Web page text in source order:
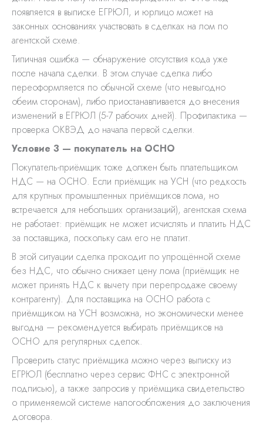
появляется в выписке ЕГРЮЛ, и юрлицо может на
законных основаниях участвовать в сделках на лом по
агентской схеме.
Типичная ошибка — обнаружение отсутствия кода уже
после начала сделки. В этом случае сделка либо
переоформляется по обычной схеме (что невыгодно
обеим сторонам), либо приостанавливается до внесения
изменений в ЕГРЮЛ (5-7 рабочих дней). Профилактика —
проверка ОКВЭД до начала первой сделки.
Условие 3 — покупатель на ОСНО
Покупатель-приёмщик тоже должен быть плательщиком
НДС — на ОСНО. Если приёмщик на УСН (что редкость
для крупных промышленных приёмщиков лома, но
встречается для небольших организаций), агентская схема
не работает: приёмщик не может исчислять и платить НДС
за поставщика, поскольку сам его не платит.
В этой ситуации сделка проходит по упрощённой схеме
без НДС, что обычно снижает цену лома (приёмщик не
может принять НДС к вычету при перепродаже своему
контрагенту). Для поставщика на ОСНО работа с
приёмщиком на УСН возможна, но экономически менее
выгодна — рекомендуется выбирать приёмщиков на
ОСНО для регулярных сделок.
Проверить статус приёмщика можно через выписку из
ЕГРЮЛ (бесплатно через сервис ФНС с электронной
подписью), а также запросив у приёмщика свидетельство
о применяемой системе налогообложения до заключения
договора.